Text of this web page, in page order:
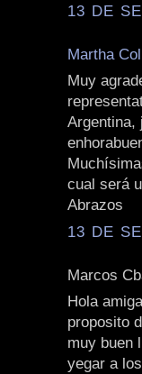
13 DE
Martha
Muy
Argentina,
cual será
Abrazos
13 DE
Marcos
Hola
proposito
muy buen
yegar a